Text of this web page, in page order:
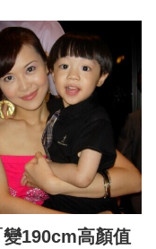
190cm高顏值